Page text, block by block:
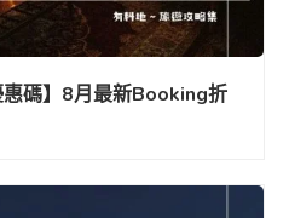
碼】8月最新Booking折